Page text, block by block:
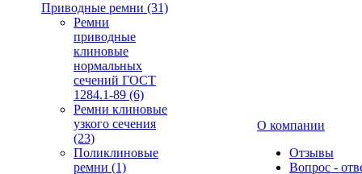
Приводные ремни (31)
Ремни
приводные
клиновые
нормальных
сечений ГОСТ
1284.1-89 (6)
Ремни клиновые
узкого сечения
(23)
Поликлиновые
ремни (1)
О компании
Отзывы
Вопрос -